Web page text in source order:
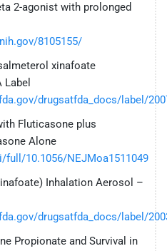
2-agonist with prolonged
8105155/
xinafoate
drugsatfda_docs/label/
Fluticasone plus
Alone
10.1056/NEJMoa1511049
Inhalation Aerosol –
drugsatfda_docs/label/
Propionate and Survival in